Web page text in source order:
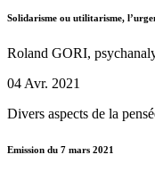
Solidarisme ou utilitarisme,
Roland GORI,
04 Avr. 2021
Divers aspects de la
Emission du 7 mars 2021